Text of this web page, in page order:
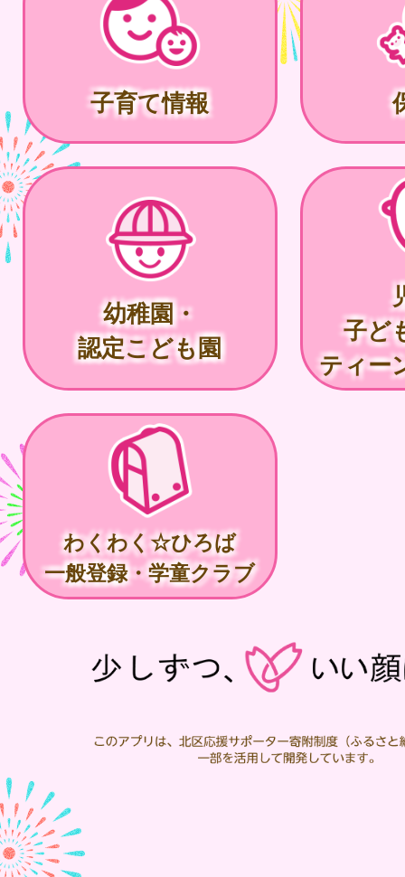
子育て情報
幼稚園・
認定こども園
子ど
ティー
わくわく☆ひろば
一般登録・学童クラブ